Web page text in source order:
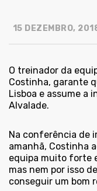
15 DEZEMBRO,
O treinador da
Costinha, garante
Lisboa e assume a
Alvalade.
Na conferência de
amanhã, Costinha
equipa muito forte
mas nem por isso
conseguir um bom